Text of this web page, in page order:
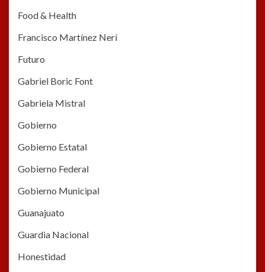
Food & Health
Francisco Martínez Nerí
Futuro
Gabriel Boric Font
Gabriela Mistral
Gobierno
Gobierno Estatal
Gobierno Federal
Gobierno Municipal
Guanajuato
Guardia Nacional
Honestidad